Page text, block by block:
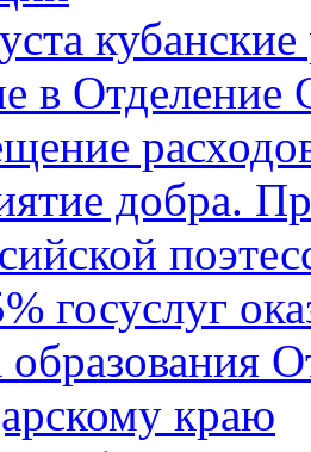
в
добра.
госуслуг
образования
краю